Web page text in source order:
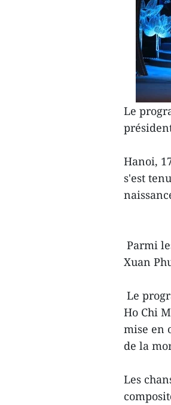
Le
Hanoi,
s'est
Parmi
Xuan
Le
Ho Chi
mise en
de la
Les